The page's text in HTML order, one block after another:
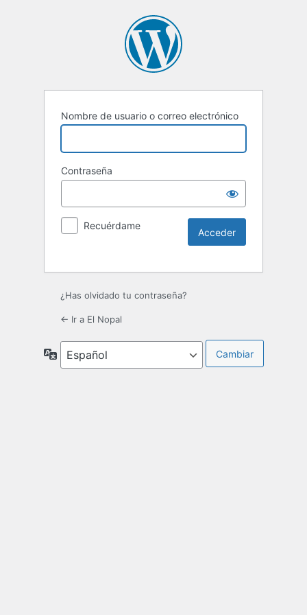
Nombre de usuario o correo electrónico
Contraseña
Recuérdame
¿Has olvidado tu contraseña?
← Ir a El Nopal
Idioma